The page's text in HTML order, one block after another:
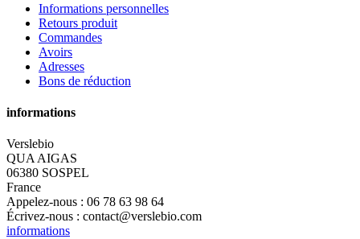
Informations personnelles
Retours produit
Commandes
Avoirs
Adresses
Bons de réduction
informations
Verslebio
QUA AIGAS
06380 SOSPEL
France
Appelez-nous : 06 78 63 98 64
Écrivez-nous : contact@verslebio.com
informations